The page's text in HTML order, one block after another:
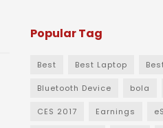
Popular Tag
Best Best Laptop
Bluetooth Device bola
CES 2017 Earnings